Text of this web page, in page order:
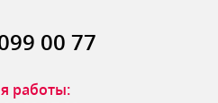
00 77
работы: